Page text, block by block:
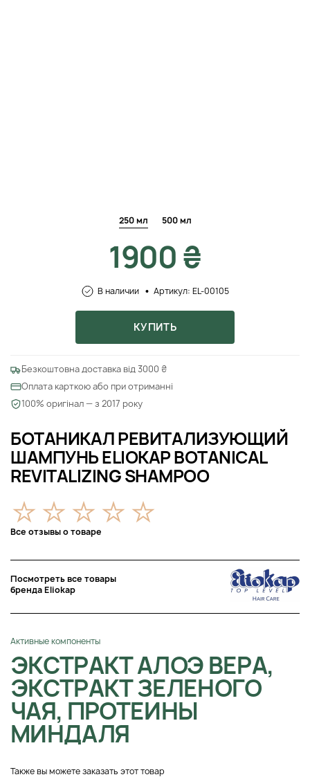
БОТАНИКАЛ РЕВИТАЛИЗУЮЩИЙ
ШАМПУНЬ ELIOKAP BOTANICAL
REVITALIZING SHAMPOO
Все отзывы о товаре
Посмотреть все товары
бренда Eliokap
Активные компоненты
ЭКСТРАКТ АЛОЭ ВЕРА,
ЭКСТРАКТ ЗЕЛЕНОГО
ЧАЯ, ПРОТЕИНЫ
МИНДАЛЯ
Также вы можете заказать этот товар
250 мл 500 мл
1900 ₴
В наличии Артикул: EL-00105
КУПИТЬ
Безкоштовна доставка від 3000 ₴
Оплата карткою або при отриманні
100% оригінал — з 2017 року